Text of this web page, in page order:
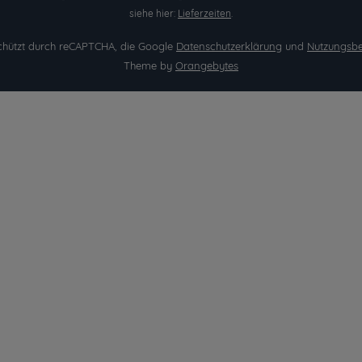
siehe hier: Lieferzeiten.
durch reCAPTCHA, die Google Datenschutzerklärung und
Theme by Orangebytes